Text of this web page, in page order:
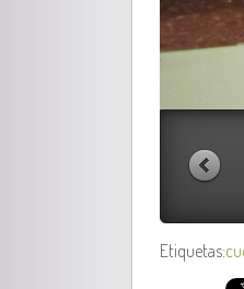
Etiquetas: